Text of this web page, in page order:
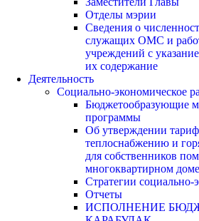
Отделы мэрии
Сведения о
служащих ОМС и
учреждений с
их содержание
Деятельность
Социально-экономическое
Бюджетообразующие
программы
Об утверждении
теплоснабжению и
для собственников
многоквартирном доме
Стратегии социально-
Отчеты
ИСПОЛНЕНИЕ